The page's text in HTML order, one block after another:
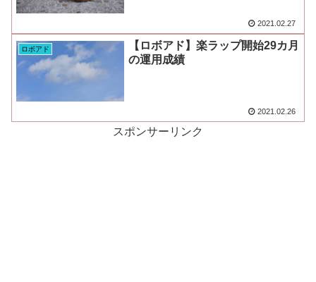
2021.02.27
ロボアド
【ロボアド】楽ラップ開始29カ月
の運用成績
2021.02.26
スポンサーリンク